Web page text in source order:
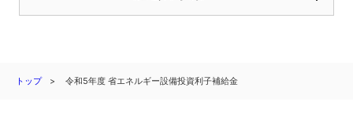
トップ 令和5年度 省エネルギー設備投資利子補給金